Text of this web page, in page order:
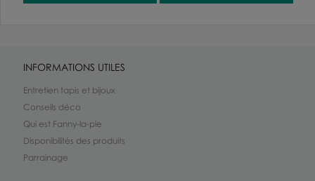
INFORMATIONS UTILES
Entretien tapis et bijoux
Conseils déco
Qui est Fanny-la-pie
Disponibilités des produits
Parrainage